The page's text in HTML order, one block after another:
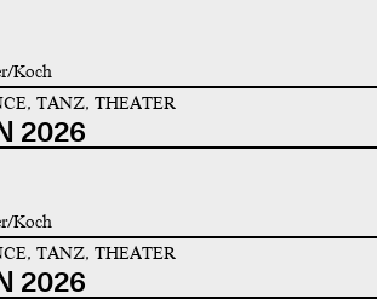
Koch
TANZ, THEATER
2026
Koch
TANZ, THEATER
2026